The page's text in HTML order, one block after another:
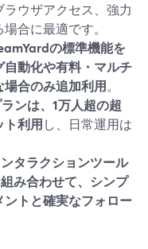
ウザアクセス、強力
合に最適です。
の標準機能を
動化や有料・マルチ
合のみ追加利用。
ンは、1万人超の超
ト利用し、日常運用は
タラクションツール
み合わせて、シンプ
トと確実なフォロー